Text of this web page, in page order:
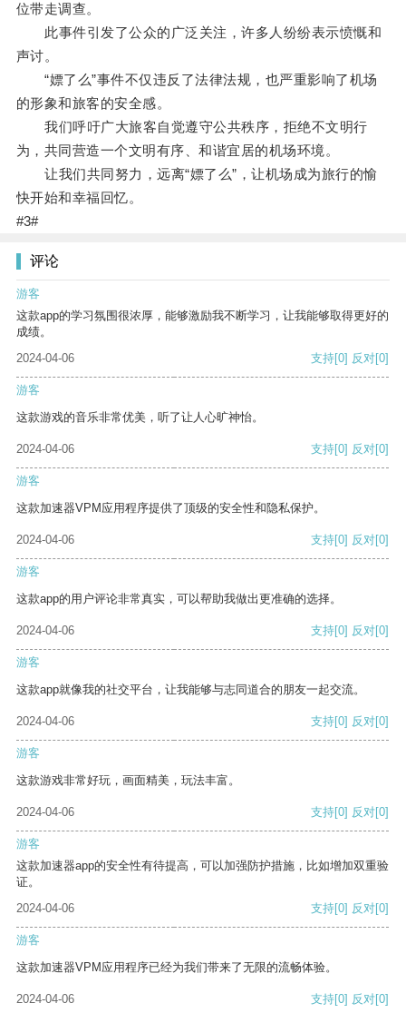
位带走调查。
此事件引发了公众的广泛关注，许多人纷纷表示愤慨和
声讨。
“嫖了么”事件不仅违反了法律法规，也严重影响了机场
的形象和旅客的安全感。
我们呼吁广大旅客自觉遵守公共秩序，拒绝不文明行
为，共同营造一个文明有序、和谐宜居的机场环境。
让我们共同努力，远离“嫖了么”，让机场成为旅行的愉
快开始和幸福回忆。
#3#
评论
游客
这款app的学习氛围很浓厚，能够激励我不断学习，让我能够取得更好的
成绩。
2024-04-06
支持[0] 反对[0]
游客
这款游戏的音乐非常优美，听了让人心旷神怡。
2024-04-06 支持[0] 反对[0]
游客
这款加速器VPM应用程序提供了顶级的安全性和隐私保护。
2024-04-06 支持[0] 反对[0]
游客
这款app的用户评论非常真实，可以帮助我做出更准确的选择。
2024-04-06 支持[0] 反对[0]
游客
这款app就像我的社交平台，让我能够与志同道合的朋友一起交流。
2024-04-06 支持[0] 反对[0]
游客
这款游戏非常好玩，画面精美，玩法丰富。
2024-04-06 支持[0] 反对[0]
游客
这款加速器app的安全性有待提高，可以加强防护措施，比如增加双重验
证。
2024-04-06
支持[0] 反对[0]
游客
这款加速器VPM应用程序已经为我们带来了无限的流畅体验。
2024-04-06 支持[0] 反对[0]